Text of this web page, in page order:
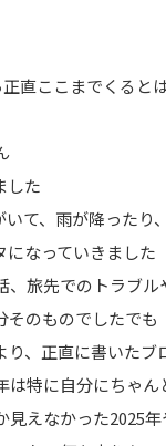
直ここまでくると
した
て、雨が降ったり
なっていきました
旅先でのトラブ
そのものでしたでも
、正直に書いた
特に自分にちゃん
えなかった2025